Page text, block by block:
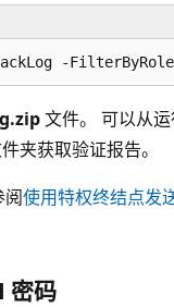
文件。 可以从
夹获取验证报告。
阅使用特权终结点发
密码